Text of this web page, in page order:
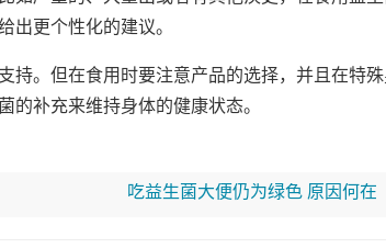
出更个性化的建议。
持。但在食用时要注意产品的选择，并且在特
的补充来维持身体的健康状态。
吃益生菌大便仍为绿色 原因何在